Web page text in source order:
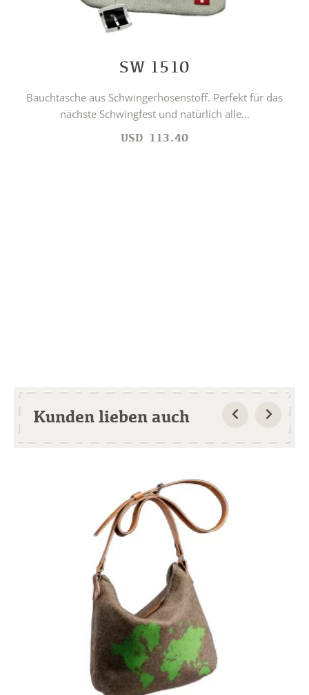
SW 1510
Bauchtasche aus Schwingerhosenstoff. Perfekt für das
nächste Schwingfest und natürlich alle...
USD 113.40
Kunden lieben auch